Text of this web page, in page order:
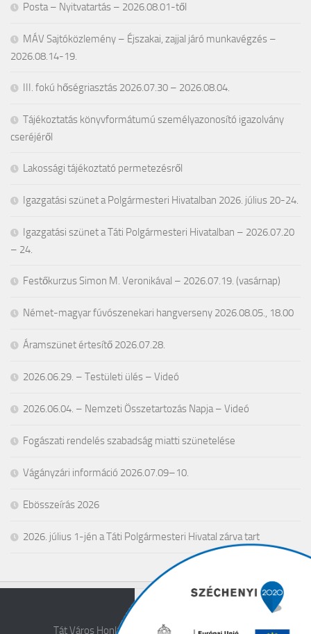
Posta – Nyitvatartás – 2026.08.01-től
MÁV Sajtóközlemény – Éjszakai, zajjal járó munkavégzés –
2026.08.14-19.
III. fokú hőségriasztás 2026.07.30 – 2026.08.04.
Tájékoztatás könyvformátumú személyazonosító igazolvány
cseréjéről
Lakossági tájékoztató permetezésről
Igazgatási szünet a Polgármesteri Hivatalban 2026. július 20-24.
Igazgatási szünet a Táti Polgármesteri Hivatalban – 2026.07.20
– 24.
Festőkurzus Simon M. Veronikával – 2026.07.19. (vasárnap)
Német-magyar fúvószenekari hangverseny 2026.08.05., 18.00
Áramszünet értesítő 2026.07.28.
2026.06.29. – Testületi ülés – Videó
2026.06.04. – Nemzeti Összetartozás Napja – Videó
Fogászati rendelés szabadság miatti szünetelése
Vágányzári információ 2026.07.09–10.
Ebösszeírás 2026
2026. július 1-jén a Táti Polgármesteri Hivatal zárva tart
Tát Város Honlapja © 2026. All Rights Reserved.